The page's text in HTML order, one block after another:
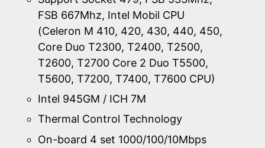
FSB 667Mhz, Intel Mobil CPU
(Celeron M 410, 420, 430, 440, 450,
Core Duo T2300, T2400, T2500,
T2600, T2700 Core 2 Duo T5500,
T5600, T7200, T7400, T7600 CPU)
Intel 945GM / ICH 7M
Thermal Control Technology
On-board 4 set 1000/100/10Mbps